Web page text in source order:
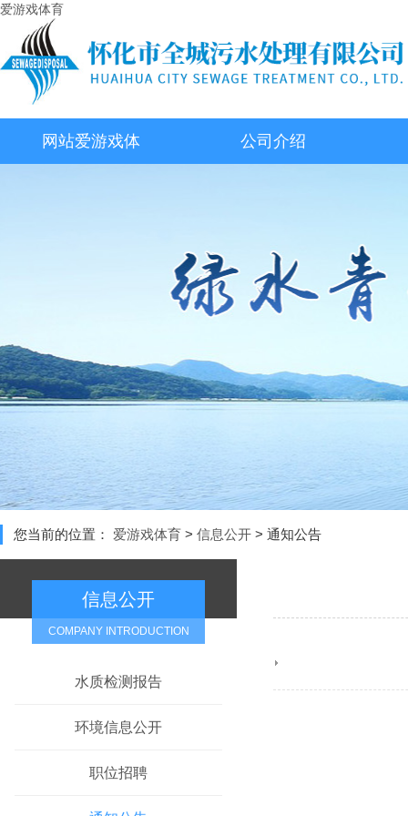
爱游戏体育
网站爱游戏体 公司介绍
您当前的位置： 爱游戏体育 > 信息公开 > 通知公告
信息公开
COMPANY INTRODUCTION
水质检测报告
环境信息公开
职位招聘